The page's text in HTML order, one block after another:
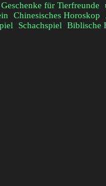
Geschenke für Tierfreunde
Chinesisches Horoskop
Schachspiel Biblische